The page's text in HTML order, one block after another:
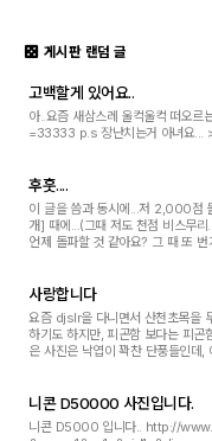
게시판 랜덤 글
고백할게 있어요..
아..요즘 새삼스레 울컥울컥 떠오
=33333 p.s 장난치는거 아녀요...
후훗....
이 글을 씀과 동시에...저 2,000점
개] 때에...(그때 저도 천점 비스무
언제 돌파할 것 같아요? 그 때 또
사랑합니다
요즘 djslr을 다니면서 산천초목을
하기도 하지만, 피곤함 보다는 피곤
은 사진은 낙엽이 꽉찬 단풍들인데,
니콘 D50000 사진입니다.
니콘 D5000 입니다.. http://